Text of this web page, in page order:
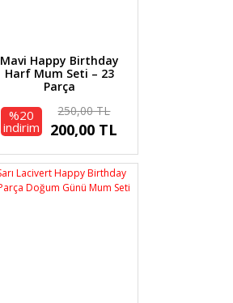
Mavi Happy Birthday
Harf Mum Seti – 23
Parça
%20
indirim
250,00 TL
200,00 TL